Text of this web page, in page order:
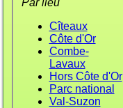
Cîteaux
Côte d'Or
Combe-
Lavaux
Hors Côte d'Or
Parc national
Val-Suzon